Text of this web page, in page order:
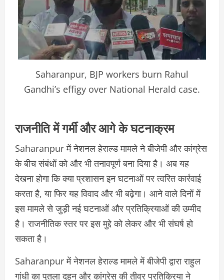
Saharanpur, BJP workers burn Rahul
Gandhi’s effigy over National Herald case.
राजनीति में गर्मी और आगे के घटनाक्रम
Saharanpur में नेशनल हेराल्ड मामले ने बीजेपी और कांग्रेस
के बीच संबंधों को और भी तनावपूर्ण बना दिया है। अब यह
देखना होगा कि क्या प्रशासन इन घटनाओं पर त्वरित कार्रवाई
करता है, या फिर यह विवाद और भी बढ़ेगा। आने वाले दिनों में
इस मामले से जुड़ी नई घटनाओं और प्रतिक्रियाओं की उम्मीद
है। राजनीतिक स्तर पर इस मुद्दे को लेकर और भी संघर्ष हो
सकता है।
Saharanpur में नेशनल हेराल्ड मामले में बीजेपी द्वारा राहुल
गांधी का पुतला दहन और कांग्रेस की तीव्र प्रतिक्रिया ने